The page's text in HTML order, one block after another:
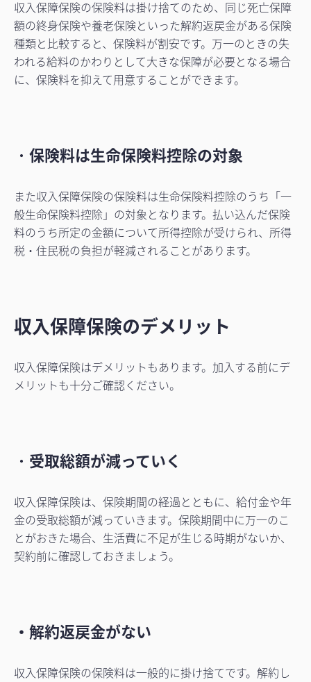
収入保障保険の保険料は掛け捨てのため、同じ死亡保障
額の終身保険や養老保険といった解約返戻金がある保険
種類と比較すると、保険料が割安です。万一のときの失
われる給料のかわりとして大きな保障が必要となる場合
に、保険料を抑えて用意することができます。
・ 保険料は生命保険料控除の対象
また収入保障保険の保険料は生命保険料控除のうち「一
般生命保険料控除」の対象となります。払い込んだ保険
料のうち所定の金額について所得控除が受けられ、所得
税・住民税の負担が軽減されることがあります。
収入保障保険のデメリット
収入保障保険はデメリットもあります。加入する前にデ
メリットも十分ご確認ください。
・ 受取総額が減っていく
収入保障保険は、保険期間の経過とともに、給付金や年
金の受取総額が減っていきます。保険期間中に万一のこ
とがおきた場合、生活費に不足が生じる時期がないか、
契約前に確認しておきましょう。
・解約返戻金がない
収入保障保険の保険料は一般的に掛け捨てです。解約し